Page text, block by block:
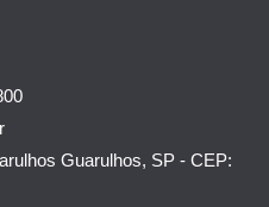
Guarulhos, SP - CEP: